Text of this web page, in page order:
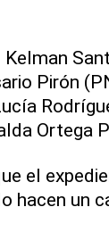
Pirón
Ortega
el
hacen un